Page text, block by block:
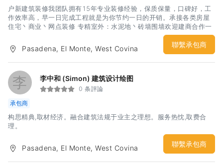
户新建筑装修我团队拥有15年专业装修经验，保质保量，口碑好，工
作效率高，早一日完成工程就是为你节约一日的开销。承接各类房屋
住宅丶商业丶网点装修 专精室外：水泥地丶砖墙围墙欢迎建商合作一
个电话免费上门估价我们还有一个其他装修公司少有的绝对优势，欢
迎来电询问
Pasadena, El Monte, West Covina 聯繫承包商
李 李中和 (Simon) 建筑设计绘图
0 条評論
承包商
构思精典,取材经济。融合建筑法规于业主之理想。服务热忱,取费合
理。
Pasadena, El Monte, West Covina 聯繫承包商